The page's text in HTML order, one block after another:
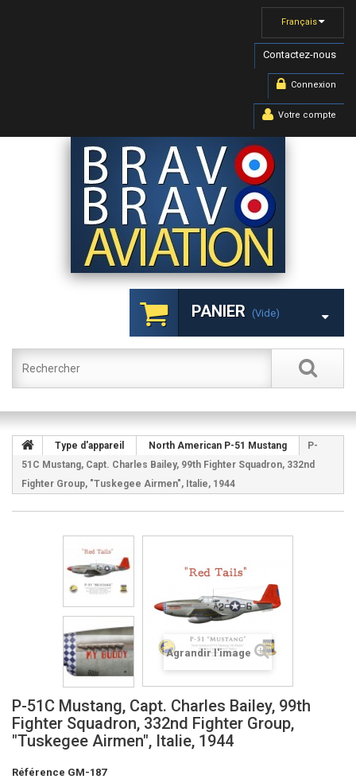
Français
Contactez-nous
Connexion
Votre compte
PANIER (vide)
Type d'appareil North American P-51 Mustang
P-
51C Mustang, Capt. Charles Bailey, 99th Fighter Squadron, 332nd
Fighter Group, "Tuskegee Airmen", Italie, 1944
Agrandir l'image
P-51C Mustang, Capt. Charles Bailey, 99th
Fighter Squadron, 332nd Fighter Group,
"Tuskegee Airmen", Italie, 1944
Référence GM-187